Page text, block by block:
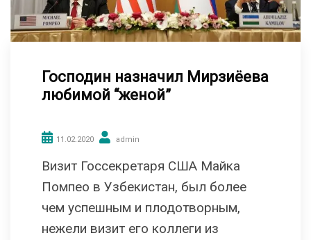
Господин назначил Мирзиёева
любимой “женой”
11.02.2020 admin
Визит Госсекретаря США Майка
Помпео в Узбекистан, был более
чем успешным и плодотворным,
нежели визит его коллеги из